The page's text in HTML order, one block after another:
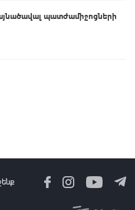
պատժամիջոցների